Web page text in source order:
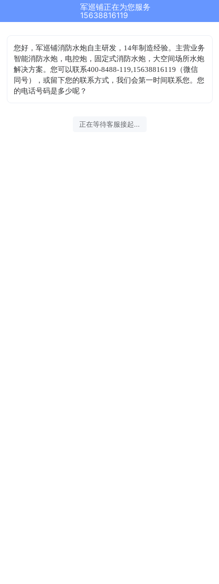
军巡铺正在为您服务
15638816119
您好，军巡铺消防水炮自主研发，14年制造经验。主营业务
智能消防水炮，电控炮，固定式消防水炮，大空间场所水炮
解决方案。您可以联系400-8488-119,15638816119（微信
同号），或留下您的联系方式，我们会第一时间联系您。您
的电话号码是多少呢？
正在等待客服接起...